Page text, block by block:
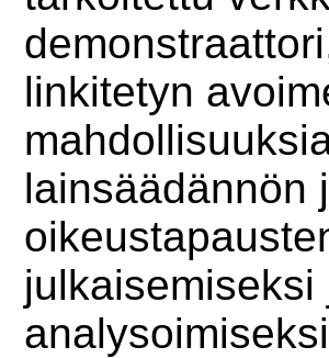
linkitetyn
lainsäädännön
julkaisemiseksi